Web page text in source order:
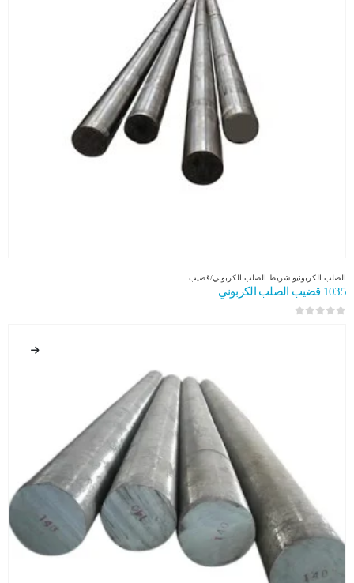
الصلب الكربونيو شريط الصلب الكربوني/قضيب
1035 قضيب الصلب الكربوني